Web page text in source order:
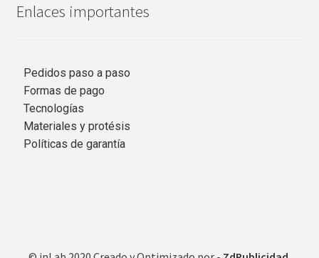
Enlaces importantes
Pedidos paso a paso
Formas de pago
Tecnologías
Materiales y protésis
Políticas de garantía